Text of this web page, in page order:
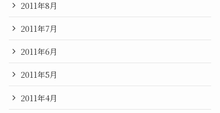
2011年8月
2011年7月
2011年6月
2011年5月
2011年4月